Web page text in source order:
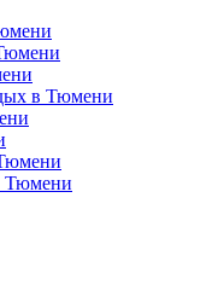
в Тюмени
Тюмени